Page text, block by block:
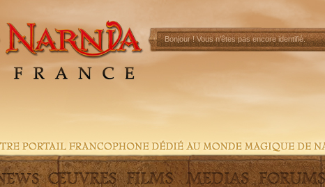
Bonjour !Vous n'êtes pas encore identifié.